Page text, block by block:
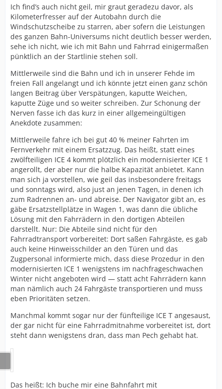
Ich find’s auch nicht geil, mir graut geradezu davor, als
Kilometerfresser auf der Autobahn durch die
Windschutzscheibe zu starren, aber sofern die Leistungen
des ganzen Bahn-Universums nicht deutlich besser werden,
sehe ich nicht, wie ich mit Bahn und Fahrrad einigermaßen
pünktlich an der Startlinie stehen soll.
Mittlerweile sind die Bahn und ich in unserer Fehde im
freien Fall angelangt und ich könnte jetzt einen ganz schön
langen Beitrag über Verspätungen, kaputte Weichen,
kaputte Züge und so weiter schreiben. Zur Schonung der
Nerven fasse ich das kurz in einer allgemeingültigen
Anekdote zusammen:
Mittlerweile fahre ich bei gut 40 % meiner Fahrten im
Fernverkehr mit einem Ersatzzug. Das heißt, statt eines
zwölfteiligen ICE 4 kommt plötzlich ein modernisierter ICE 1
angerollt, der aber nur die halbe Kapazität anbietet. Kann
man sich ja vorstellen, wie geil das insbesondere freitags
und sonntags wird, also just an jenen Tagen, in denen ich
zum Radrennen an- und abreise. Der Navigator gibt an, es
gäbe Ersatzstellplätze in Wagen 1, was dann die übliche
Lösung mit den Fahrrädern in den dortigen Abteilen
darstellt. Nur: Die Abteile sind nicht für den
Fahrradtransport vorbereitet: Dort saßen Fahrgäste, es gab
auch keine Hinweisschilder an den Türen und das
Zugpersonal informierte mich, dass diese Prozedur in den
modernisierten ICE 1 wenigstens im nachfrageschwachen
Winter nicht angeboten wird — statt acht Fahrrädern kann
man nämlich auch 24 Fahrgäste transportieren und muss
eben Prioritäten setzen.
Manchmal kommt sogar nur der fünfteilige ICE T angesaust,
der gar nicht für eine Fahrradmitnahme vorbereitet ist, dort
steht dann wenigstens dran, dass man Pech gehabt hat.
Das heißt: Ich buche mir eine Bahnfahrt mit